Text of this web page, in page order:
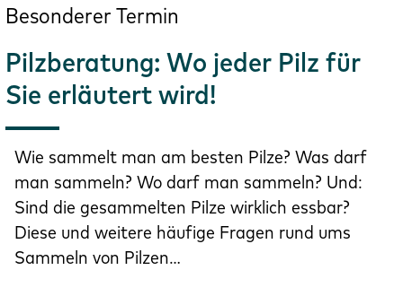
Besonderer Termin
Pilzberatung: Wo jeder Pilz für
Sie erläutert wird!
Wie sammelt man am besten Pilze? Was darf
man sammeln? Wo darf man sammeln? Und:
Sind die gesammelten Pilze wirklich essbar?
Diese und weitere häufige Fragen rund ums
Sammeln von Pilzen…